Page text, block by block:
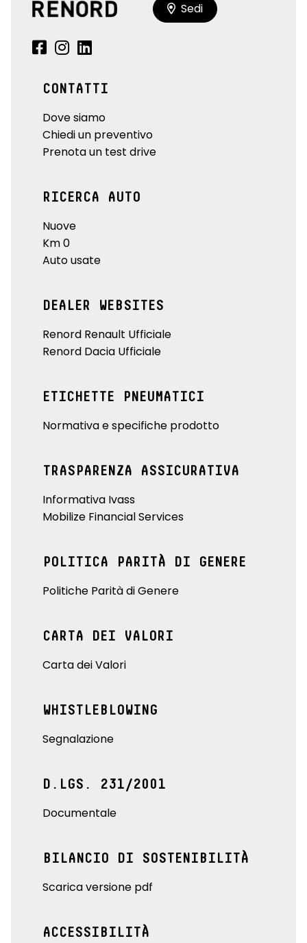
Sedi
CONTATTI
Dove siamo
Chiedi un preventivo
Prenota un test drive
RICERCA AUTO
Nuove
Km 0
Auto usate
DEALER WEBSITES
Renord Renault Ufficiale
Renord Dacia Ufficiale
ETICHETTE PNEUMATICI
Normativa e specifiche prodotto
TRASPARENZA ASSICURATIVA
Informativa Ivass
Mobilize Financial Services
POLITICA PARITÀ DI GENERE
Politiche Parità di Genere
CARTA DEI VALORI
Carta dei Valori
WHISTLEBLOWING
Segnalazione
D.LGS. 231/2001
Documentale
BILANCIO DI SOSTENIBILITÀ
Scarica versione pdf
ACCESSIBILITÀ